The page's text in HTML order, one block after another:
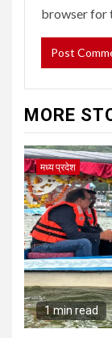
browser for
MORE
मध्य प्रदेश
1 min read